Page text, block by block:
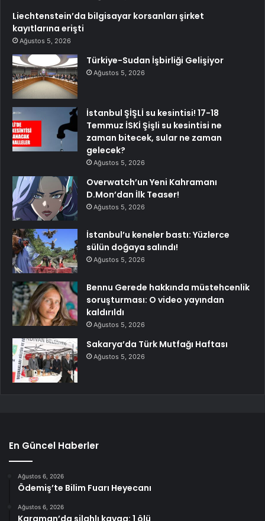
Liechtenstein’da bilgisayar korsanları şirket
kayıtlarına erişti
Ağustos 5, 2026
Türkiye-Sudan İşbirliği Gelişiyor
Ağustos 5, 2026
İstanbul ŞİŞLİ su kesintisi! 17-18
Temmuz İSKİ Şişli su kesintisi ne
zaman bitecek, sular ne zaman
gelecek?
Ağustos 5, 2026
Overwatch’un Yeni Kahramanı
D.Mon’dan İlk Teaser!
Ağustos 5, 2026
İstanbul’u keneler bastı: Yüzlerce
sülün doğaya salındı!
Ağustos 5, 2026
Bennu Gerede hakkında müstehcenlik
soruşturması: O video yayından
kaldırıldı
Ağustos 5, 2026
Sakarya’da Türk Mutfağı Haftası
Ağustos 5, 2026
En Güncel Haberler
Ağustos 6, 2026
Ödemiş’te Bilim Fuarı Heyecanı
Ağustos 6, 2026